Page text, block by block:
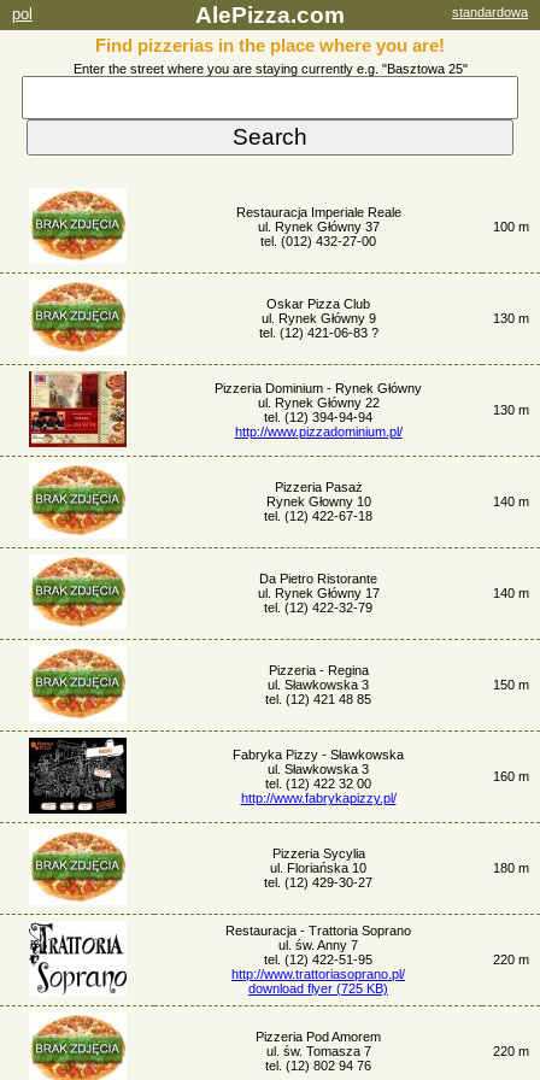
pol AlePizza.com standardowa
Find pizzerias in the place where you are!
Enter the street where you are staying currently e.g. "Basztowa 25"
Restauracja Imperiale Reale
ul. Rynek Główny 37
tel. (012) 432-27-00
100 m
Oskar Pizza Club
ul. Rynek Główny 9
tel. (12) 421-06-83 ?
130 m
Pizzeria Dominium - Rynek Główny
ul. Rynek Główny 22
tel. (12) 394-94-94
http://www.pizzadominium.pl/
130 m
Pizzeria Pasaż
Rynek Głowny 10
tel. (12) 422-67-18
140 m
Da Pietro Ristorante
ul. Rynek Główny 17
tel. (12) 422-32-79
140 m
Pizzeria - Regina
ul. Sławkowska 3
tel. (12) 421 48 85
150 m
Fabryka Pizzy - Sławkowska
ul. Sławkowska 3
tel. (12) 422 32 00
http://www.fabrykapizzy.pl/
160 m
Pizzeria Sycylia
ul. Floriańska 10
tel. (12) 429-30-27
180 m
Restauracja - Trattoria Soprano
ul. św. Anny 7
tel. (12) 422-51-95
http://www.trattoriasoprano.pl/
download flyer (725 KB)
220 m
Pizzeria Pod Amorem
ul. św. Tomasza 7
tel. (12) 802 94 76
220 m